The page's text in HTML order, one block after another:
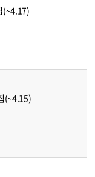
(~4.17)
(~4.15)